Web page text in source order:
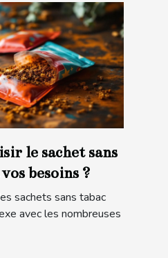
le sachet sans
besoins ?
sachets sans tabac
avec les nombreuses